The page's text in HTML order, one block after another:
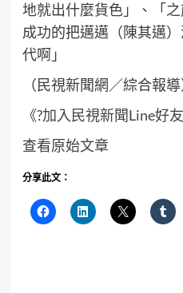
地就出什麼貨色」、「
成功的把邁邁（陳其邁
代啊」
（民視新聞網／綜合報導
《?加入民視新聞Line好
查看原始文章
分享此文：